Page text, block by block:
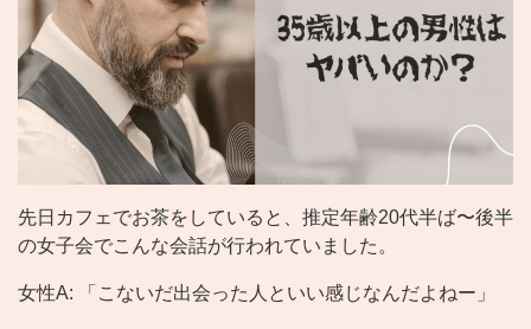
先日カフェでお茶をしていると、推定年齢20代半ば〜後半
の女子会でこんな会話が行われていました。
女性A: 「こないだ出会った人といい感じなんだよねー」